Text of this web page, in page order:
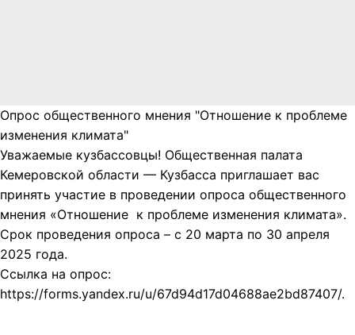
Опрос общественного мнения "Отношение к проблеме
изменения климата"
Уважаемые кузбассовцы! Общественная палата
Кемеровской области — Кузбасса приглашает вас
принять участие в проведении опроса общественного
мнения «Отношение к проблеме изменения климата».
Срок проведения опроса – с 20 марта по 30 апреля
2025 года.
Ссылка на опрос:
https://forms.yandex.ru/u/67d94d17d04688ae2bd87407/.